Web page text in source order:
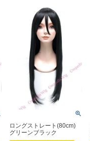
ロングストレート(80cm)
グリーンブラック